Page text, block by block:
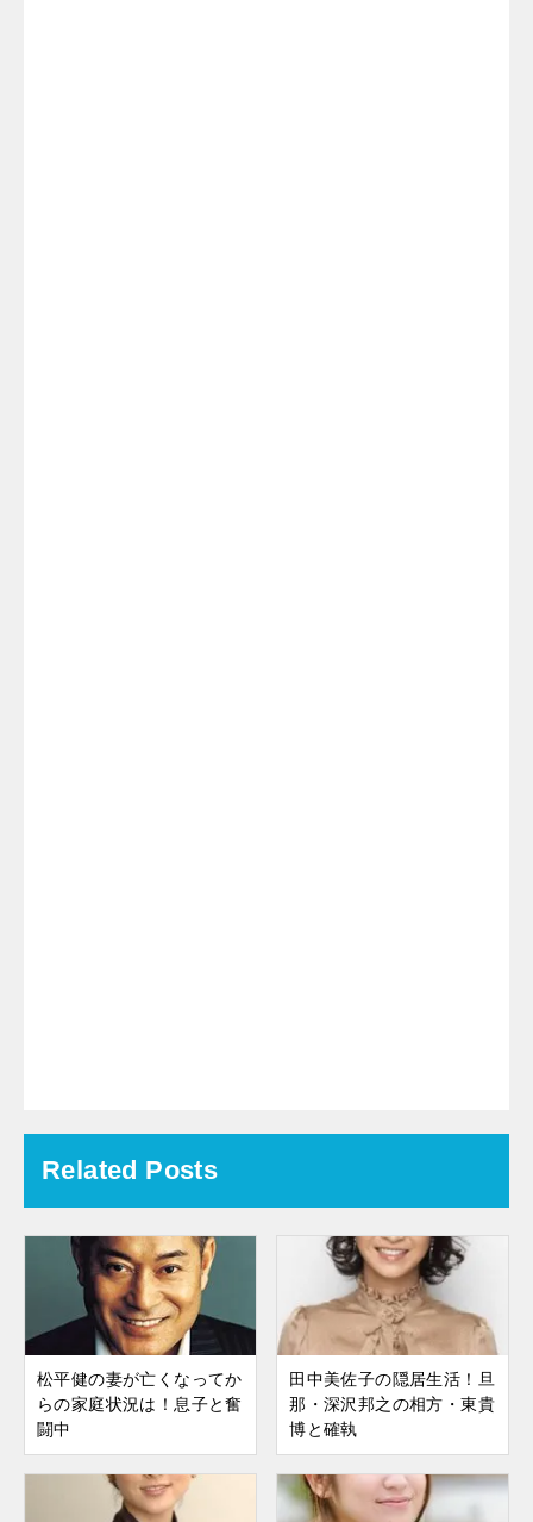
Related Posts
松平健の妻が亡くなってか
らの家庭状況は！息子と奮
闘中
田中美佐子の隠居生活！旦
那・深沢邦之の相方・東貴
博と確執